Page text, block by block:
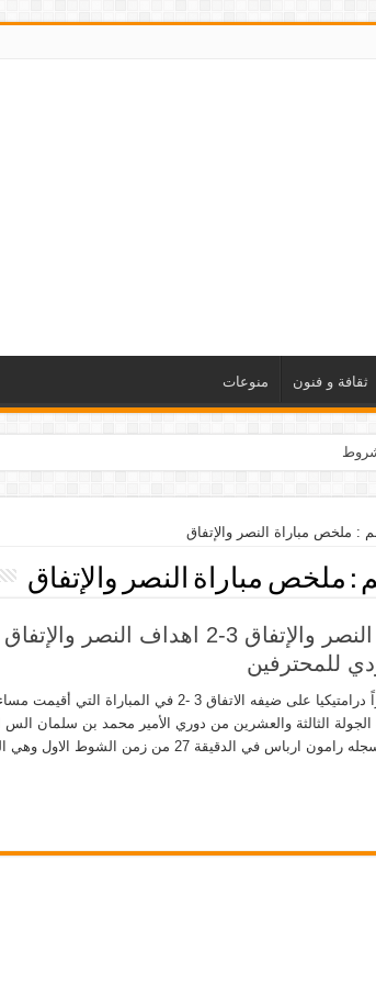
ثقافة و فنون منوعات
: ملخص مباراة النصر والإتفاق
: ملخص مباراة النصر والإتفاق
للمحترفين
حقق فريق النصر فوزاً درامتيكيا على ضيفه الاتفاق 3 -
الثالثة والعشرين من دوري الأمير محمد بن سلمان الس
الاتفاق بهدف نظيف سجله رامون ارباس في الدقيقة